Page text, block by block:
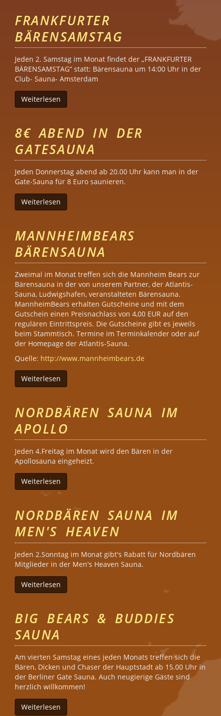
FRANKFURTER
BÄRENSAMSTAG
Jeden 2. Samstag im Monat findet der „FRANKFURTER
BÄRENSAMSTAG“ statt: Bärensauna um 14:00 Uhr in der
Club- Sauna- Amsterdam
Weiterlesen
8€ ABEND IN DER
GATESAUNA
Jeden Donnerstag abend ab 20.00 Uhr kann man in der
Gate-Sauna für 8 Euro saunieren.
Weiterlesen
MANNHEIMBEARS
BÄRENSAUNA
Zweimal im Monat treffen sich die Mannheim Bears zur
Bärensauna in der von unserem Partner, der Atlantis-
Sauna, Ludwigshafen, veranstalteten Bärensauna.
MannheimBears erhalten Gutscheine und mit dem
Gutschein einen Preisnachlass von 4,00 EUR auf den
regulären Eintrittspreis. Die Gutscheine gibt es jeweils
beim Stammtisch. Termine im Terminkalender oder auf
der Homepage der Atlantis-Sauna.
Quelle: http://www.mannheimbears.de
Weiterlesen
NORDBÄREN SAUNA IM
APOLLO
Jeden 4.Freitag im Monat wird den Bären in der
Apollosauna eingeheizt.
Weiterlesen
NORDBÄREN SAUNA IM
MEN'S HEAVEN
Jeden 2.Sonntag im Monat gibt's Rabatt für Nordbären
Mitglieder in der Men's Heaven Sauna.
Weiterlesen
BIG BEARS & BUDDIES
SAUNA
Am vierten Samstag eines jeden Monats treffen sich die
Bären, Dicken und Chaser der Hauptstadt ab 15.00 Uhr in
der Berliner Gate Sauna. Auch neugierige Gäste sind
herzlich willkommen!
Weiterlesen über Big Bears & Buddies Sauna